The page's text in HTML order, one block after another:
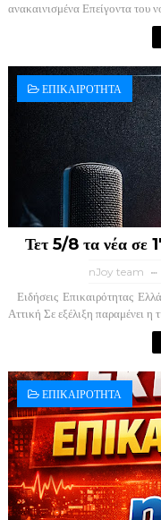
ανακαινισμένα Επείγοντα του
ΕΠΙΚΑΙΡΟΤΗΤΑ
Τετ 5/8 τα νέα
nJoy team
Ειδήσεις Επικαιρότητας
Αττική ​Σε εξέλιξη παραμένει η
ΕΠΙΚΑΙΡΟΤΗΤΑ